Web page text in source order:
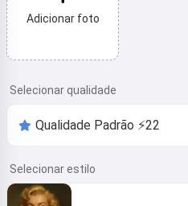
Adicionar foto
Selecionar qualidade
Selecionar estilo